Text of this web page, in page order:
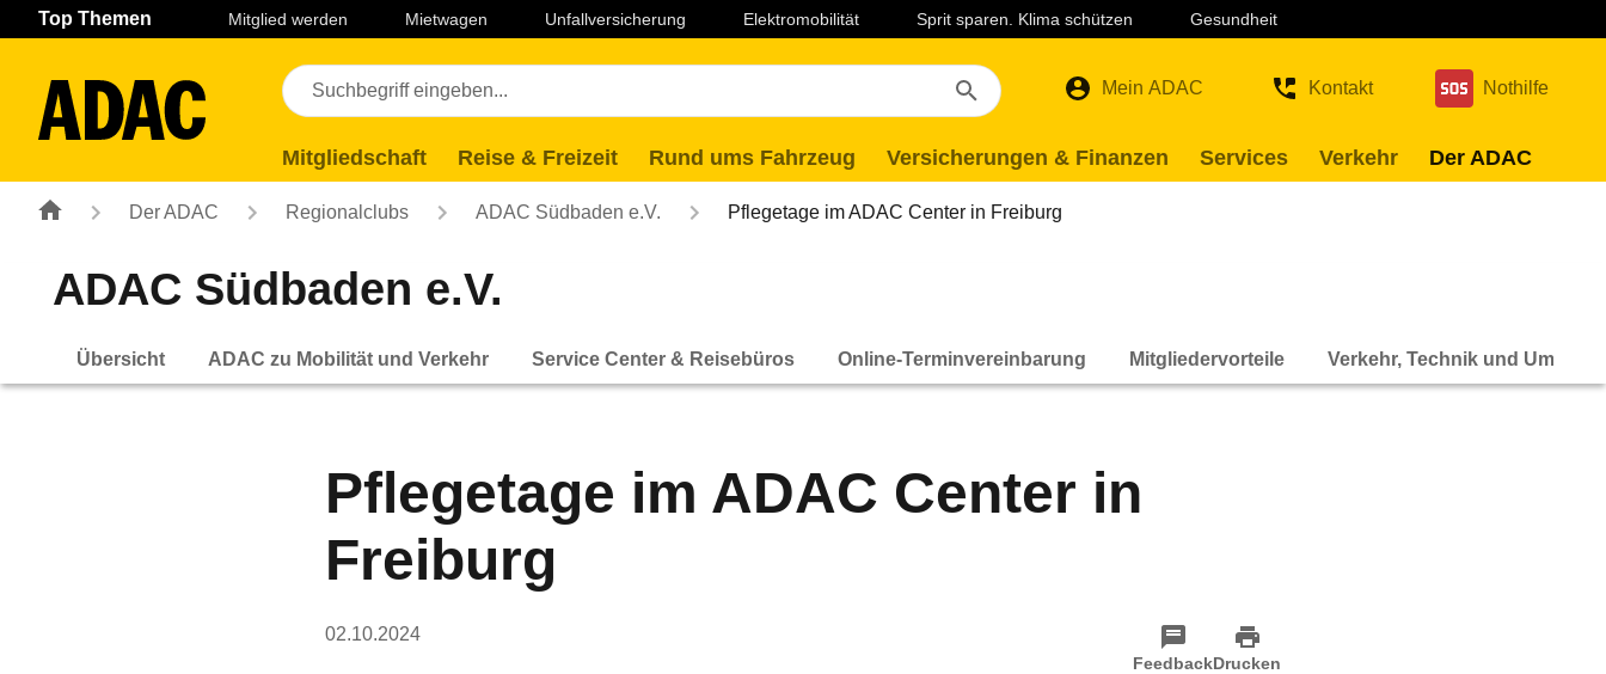
Navigation Seiteninhalt Fußzeile
Top Themen Mitglied werden Mietwagen Unfallversicherung Elektromobilität Sprit sparen. Klima schützen Gesundheit
Mein ADAC Kontakt Nothilfe
Mitgliedschaft Reise & Freizeit Rund ums Fahrzeug Versicherungen & Finanzen Services Verkehr Der ADAC
Der ADAC Regionalclubs ADAC Südbaden e.V. Pflegetage im ADAC Center in Freiburg
ADAC Südbaden e.V.
Übersicht ADAC zu Mobilität und Verkehr Service Center & Reisebüros Online-Terminvereinbarung Mitgliedervorteile Verkehr, Technik und Umwelt
Pflegetage im ADAC Center in
Freiburg
02.10.2024
FeedbackDrucken